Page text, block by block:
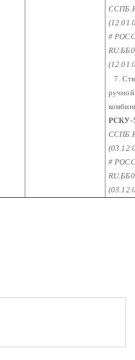
#
7.
ручной
РСКУ-
#